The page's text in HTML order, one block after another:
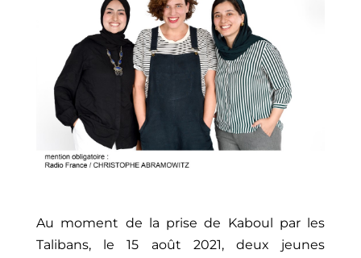
Au moment de la prise de Kaboul par les
Talibans, le 15 août 2021, deux jeunes